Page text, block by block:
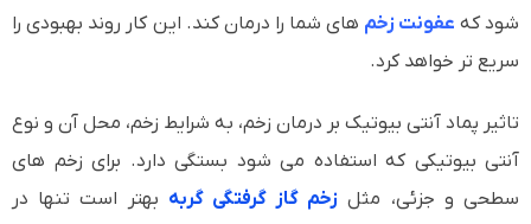
شود که عفونت زخم های شما را درمان کند. این کار روند بهبودی را
سریع تر خواهد کرد.
تاثیر پماد آنتی بیوتیک بر درمان زخم، به شرایط زخم، محل آن و نوع
آنتی بیوتیکی که استفاده می شود بستگی دارد. برای زخم های
سطحی و جزئی، مثل زخم گاز گرفتگی گربه بهتر است تنها در